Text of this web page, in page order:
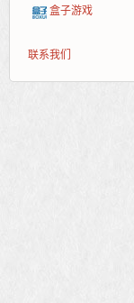
盒子游戏
联系我们